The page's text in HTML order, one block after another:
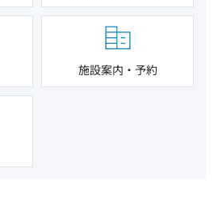
施設案内・予約